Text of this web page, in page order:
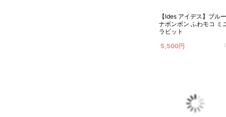
【Ides アイデス】ブルー
ナボンボン ふわモコ ミ
ラビット
5,500円